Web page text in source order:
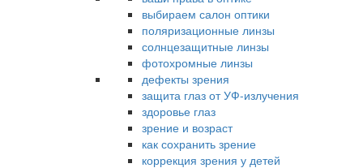
выбираем салон оптики
поляризационные линзы
солнцезащитные линзы
фотохромные линзы
дефекты зрения
защита глаз от УФ-излучения
здоровье глаз
зрение и возраст
как сохранить зрение
коррекция зрения у детей